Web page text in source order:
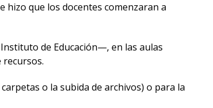
hizo que los docentes comenzaran a
de Educación—, en las aulas
o la subida de archivos) o para la